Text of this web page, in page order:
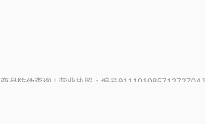
商品防伪查询 | 营业执照：编号91110108571272704J